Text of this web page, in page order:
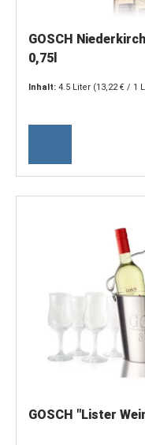
GOSCH
0,75l
Inhalt: 4.5 Liter (13,22 € / 1
GOSCH "Lister